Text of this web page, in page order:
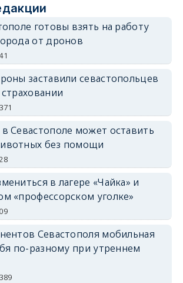
готовы взять на работу
от дронов
заставили севастопольцев
Севастополе может оставить
без помощи
в лагере «Чайка» и
«профессорском уголке»
Севастополя мобильная
по-разному при утреннем